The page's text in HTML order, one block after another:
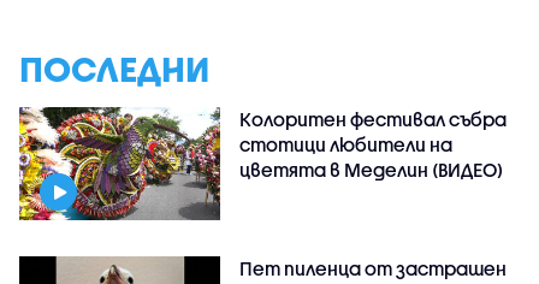
ПОСЛЕДНИ
Колоритен фестивал събра
стотици любители на
цветята в Меделин (ВИДЕО)
Пет пиленца от застрашен